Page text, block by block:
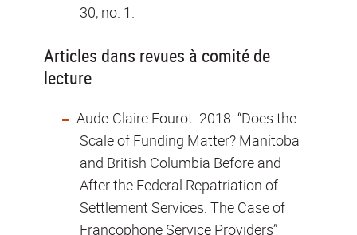
30, no. 1.
Articles dans revues à comité de
lecture
Aude-Claire Fourot. 2018. “Does the
Scale of Funding Matter? Manitoba
and British Columbia Before and
After the Federal Repatriation of
Settlement Services: The Case of
Francophone Service Providers”